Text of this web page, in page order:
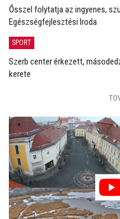
Ősszel folytatja az ingyenes,
Egészségfejlesztési Iroda
SPORT
Szerb center érkezett,
kerete